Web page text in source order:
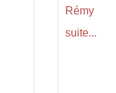
Rémy
suite...